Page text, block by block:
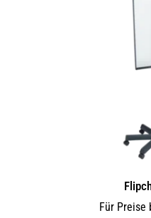
Für Preise